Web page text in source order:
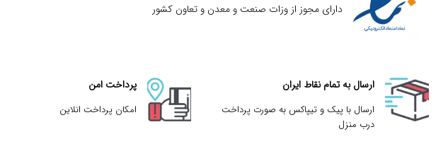
دارای مجوز از وزات صنعت و معدن و تعاون کشور
ارسال به تمام نقاط ایران
ارسال با پیک و تیپاکس به صورت پرداخت
درب منزل
پرداخت امن
امکان پرداخت انلاین